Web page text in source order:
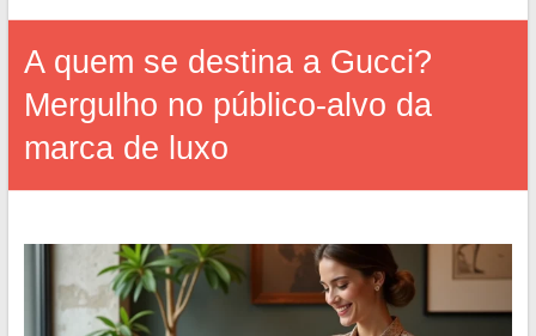
A quem se destina a Gucci?
Mergulho no público-alvo da
marca de luxo